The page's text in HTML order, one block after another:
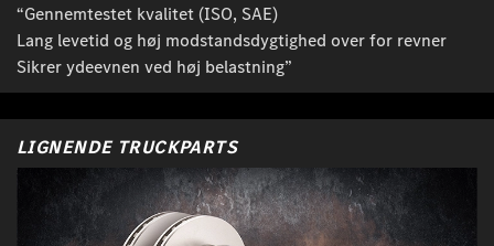
“Gennemtestet kvalitet (ISO, SAE)
Lang levetid og høj modstandsdygtighed over for revner
Sikrer ydeevnen ved høj belastning”
LIGNENDE TRUCKPARTS